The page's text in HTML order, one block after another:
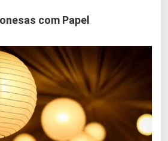
com Papel